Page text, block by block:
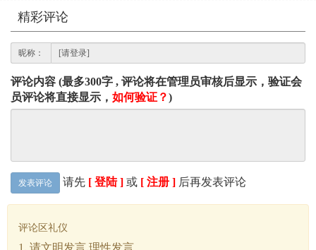
精彩评论
昵称：
评论内容 (最多300字 , 评论将在管理员审核后显示，验证会
员评论将直接显示， 如何验证？)
发表评论 请先 [ 登陆 ] 或 [ 注册 ] 后再发表评论
评论区礼仪